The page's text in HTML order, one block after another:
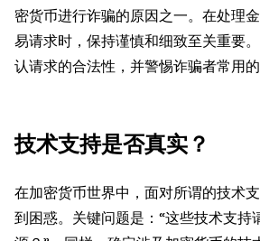
密货币进行诈骗的原因之一。在处理
易请求时，保持谨慎和细致至关重要
认请求的合法性，并警惕诈骗者常用的
技术支持是否真实？
在加密货币世界中，面对所谓的技术
到困惑。关键问题是：“这些技术支持